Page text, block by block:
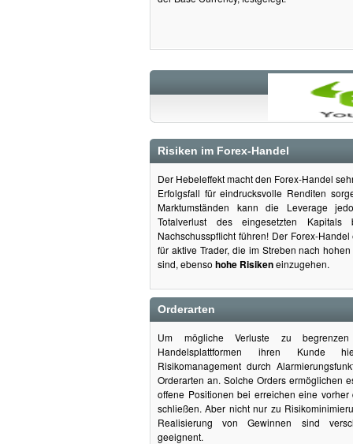
Risiken im Forex-Handel
Der Hebeleffekt macht den Forex-Handel
Erfolgsfall für eindrucksvolle Renditen
Marktumständen kann die Leverage
Totalverlust des eingesetzten
Nachschusspflicht führen! Der Forex-
für aktive Trader, die im Streben nach
sind, ebenso hohe Risikeneinzugehen.
Orderarten
Um mögliche Verluste zu
Handelsplattformen ihren Kunde
Risikomanagement durch
Orderarten an. Solche Orders ermöglichen
offene Positionen bei erreichen eine vorher
schließen. Aber nicht nur zu
Realisierung von Gewinnen sind
geeignent.